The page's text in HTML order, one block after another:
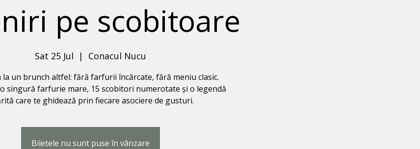
pe scobitoare
Sat 25 Jul
  |
Conacul Nucu
la un brunch altfel: fără farfurii încărcate, fără meniu clasic.
singură farfurie mare, 15 scobitori numerotate și o legendă
care te ghidează prin fiecare asociere de gusturi.
Biletele nu sunt puse în vânzare